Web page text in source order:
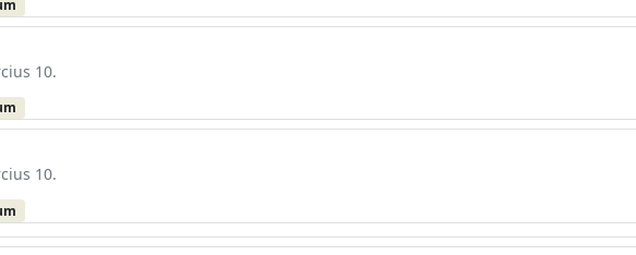
10.
10.